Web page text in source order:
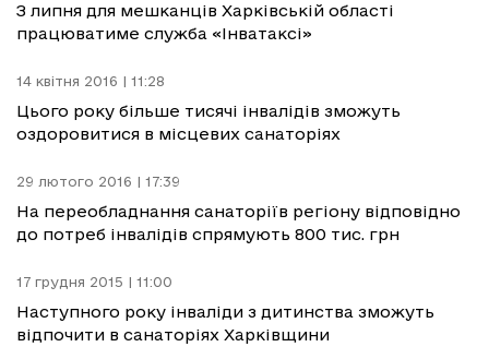
З липня для мешканців Харківській області
працюватиме служба «Інватаксі»
14 квітня 2016 | 11:28
Цього року більше тисячі інвалідів зможуть
оздоровитися в місцевих санаторіях
29 лютого 2016 | 17:39
На переобладнання санаторіїв регіону відповідно
до потреб інвалідів спрямують 800 тис. грн
17 грудня 2015 | 11:00
Наступного року інваліди з дитинства зможуть
відпочити в санаторіях Харківщини